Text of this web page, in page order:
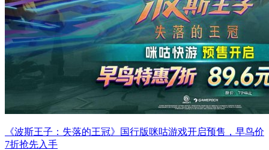
《波斯王子：失落的王冠》国行版咪咕游戏开启预售，早鸟价
7折抢先入手